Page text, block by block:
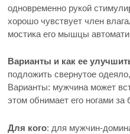
одновременно рукой
хорошо чувствует член
мостика его мышцы
Варианты и как ее
подложить свернутое
Варианты: мужчина может
этом обнимает его ногами за
Для кого: для мужчин-